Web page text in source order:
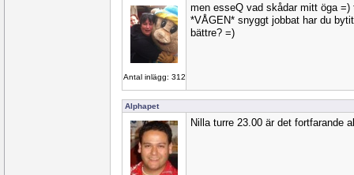
Antal inlägg: 312
men esseQ vad skådar mitt öga
*VÅGEN* snyggt jobbat har du
bättre? =)
Alphapet
Nilla turre 23.00 är det fortfarande